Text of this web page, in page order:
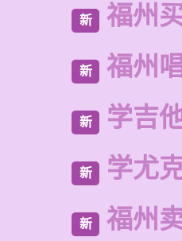
新 福州
新 福州
新 学吉
新 学尤
新 福州